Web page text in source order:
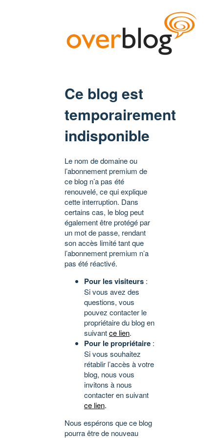
Ce blog est
temporairement
indisponible
Le nom de domaine ou
l’abonnement premium de
ce blog n’a pas été
renouvelé, ce qui explique
cette interruption. Dans
certains cas, le blog peut
également être protégé par
un mot de passe, rendant
son accès limité tant que
l’abonnement premium n’a
pas été réactivé.
Pour les visiteurs :
Si vous avez des
questions, vous
pouvez contacter le
propriétaire du blog en
suivantce lien.
Pour le propriétaire :
Si vous souhaitez
rétablir l’accès à votre
blog, nous vous
invitons à nous
contacter en suivant
ce lien.
Nous espérons que ce blog
pourra être de nouveau